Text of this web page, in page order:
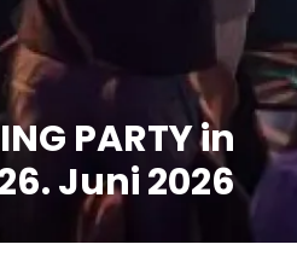
PARTY in
Juni 2026